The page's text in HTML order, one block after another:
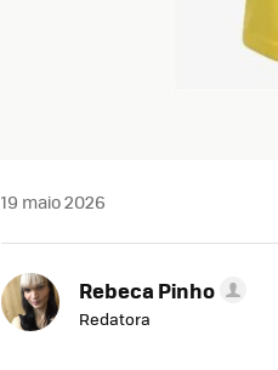
19 maio 2026
Rebeca Pinho
Redatora